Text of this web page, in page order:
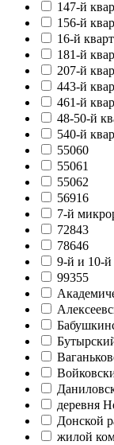
147-й
156-й
16-й
181-й
207-й
443-й
461-й
48-50-й
540-й
55060
55061
55062
56916
7-й
72843
78646
9-й и 10-
99355
деревня
Донской
жилой